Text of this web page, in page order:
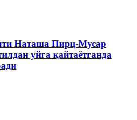
Наташа Пирц-Мусар
уйга қайтаётганда